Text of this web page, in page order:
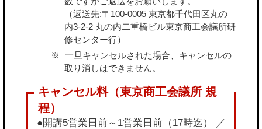
（返送先:〒100-0005 東京都千代田区丸の
内3-2-2 丸の内二重橋ビル東京商工会議所研
修センター行）
一旦キャンセルされた場合、キャンセルの
取り消しはできません。
●開講5営業日前～1営業日前（17時迄） ／